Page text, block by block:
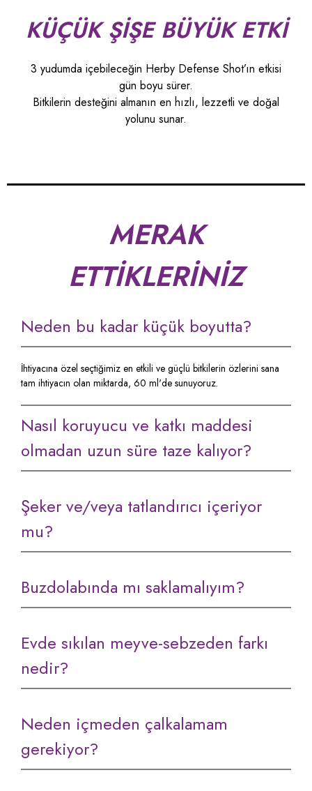
KÜÇÜK ŞİŞE BÜYÜK ETKİ
3 yudumda içebileceğin Herby Defense Shot’ın etkisi
gün boyu sürer.
Bitkilerin desteğini almanın en hızlı, lezzetli ve doğal
yolunu sunar.
MERAK
ETTİKLERİNİZ
Neden bu kadar küçük boyutta?
İhtiyacına özel seçtiğimiz en etkili ve güçlü bitkilerin özlerini sana
tam ihtiyacın olan miktarda, 60 ml'de sunuyoruz.
Nasıl koruyucu ve katkı maddesi
olmadan uzun süre taze kalıyor?
Şeker ve/veya tatlandırıcı içeriyor
mu?
Buzdolabında mı saklamalıyım?
Evde sıkılan meyve-sebzeden farkı
nedir?
Neden içmeden çalkalamam
gerekiyor?